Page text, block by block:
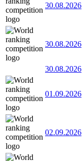
30.08.2026
30.08.2026
30.08.2026
01.09.2026
02.09.2026